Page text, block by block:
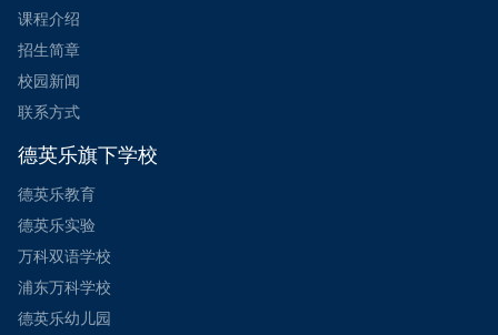
课程介绍
招生简章
校园新闻
联系方式
德英乐旗下学校
德英乐教育
德英乐实验
万科双语学校
浦东万科学校
德英乐幼儿园